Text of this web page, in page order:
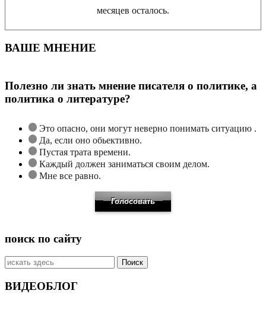
месяцев осталось.
ВАШЕ МНЕНИЕ
Полезно ли знать мнение писателя о политике, а
политика о литературе?
Это опасно, они могут неверно понимать ситуацию .
Да, если оно обьективно.
Пустая трата времени.
Каждый должен заниматься своим делом.
Мне все равно.
поиск по сайту
Искать:
ВИДЕОБЛОГ